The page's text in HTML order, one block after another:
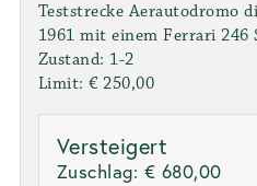
Teststrecke Aerautodromo
1961 mit einem Ferrari 246
Zustand: 1-2
Limit: € 250,00
Versteigert
Zuschlag: € 680,00